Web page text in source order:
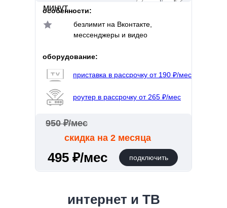
подключить
минут
495 ₽/мес
безлимит на Вконтакте,
мессенджеры и видео
приставка в рассрочку от 190 ₽/мес
роутер в рассрочку от 265 ₽/мес
оборудование:
особенности:
950 ₽/мес
скидка на 2 месяца
интернет и ТВ